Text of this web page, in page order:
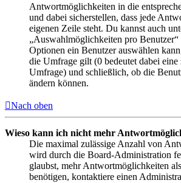
Antwortmöglichkeiten in die
und dabei sicherstellen, dass jede
eigenen Zeile steht. Du kannst auch
„Auswahlmöglichkeiten pro
Optionen ein Benutzer auswählen
die Umfrage gilt (0 bedeutet dabei
Umfrage) und schließlich, ob die
ändern können.
Nach oben
Wieso kann ich nicht mehr
Die maximal zulässige Anzahl von
wird durch die Board-Administration
glaubst, mehr Antwortmöglichkeiten
benötigen, kontaktiere einen